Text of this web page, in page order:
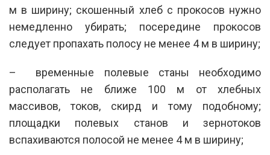
м в ширину; скошенный хлеб с прокосов нужно
немедленно убирать; посередине прокосов
следует пропахать полосу не менее 4 м в ширину;
– временные полевые станы необходимо
располагать не ближе 100 м от хлебных
массивов, токов, скирд и тому подобному;
площадки полевых станов и зернотоков
вспахиваются полосой не менее 4 м в ширину;